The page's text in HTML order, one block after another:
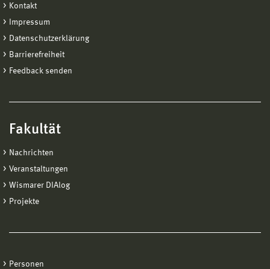
Kontakt
Impressum
Datenschutzerklärung
Barrierefreiheit
Feedback senden
Fakultät
Nachrichten
Veranstaltungen
Wismarer DIAlog
Projekte
Personen